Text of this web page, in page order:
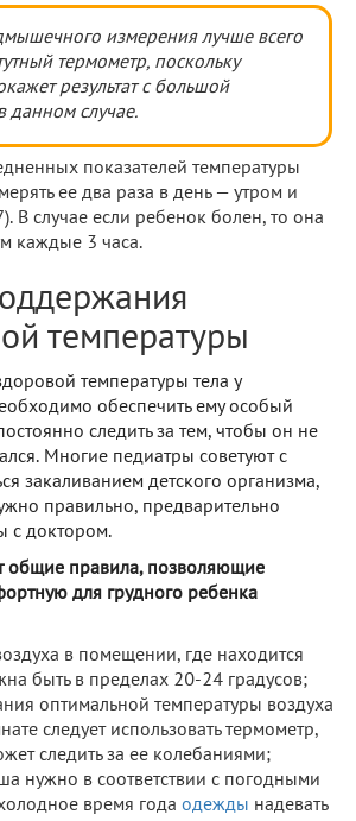
измерения лучше всего
термометр, поскольку
результат с большой
данном случае.
показателей температуры
ее два раза в день — утром и
В случае если ребенок болен, то она
каждые 3 часа.
температуры
температуры тела у
обеспечить ему особый
следить за тем, чтобы он не
Многие педиатры советуют с
закаливанием детского организма,
правильно, предварительно
с доктором.
общие правила, позволяющие
для грудного ребенка
в помещении, где находится
быть в пределах 20-24 градусов;
оптимальной температуры воздуха
следует использовать термометр,
следить за ее колебаниями;
нужно в соответствии с погодными
время года одежды надевать